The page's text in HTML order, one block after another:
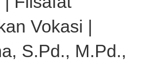
Vokasi |
S.Pd., M.Pd.,